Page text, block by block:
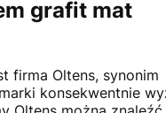
grafit mat
firma Oltens, synonim
konsekwentnie